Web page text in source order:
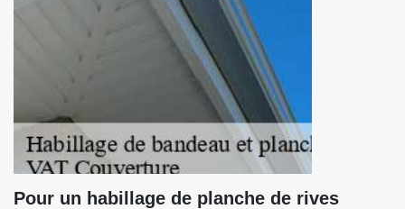
Pour un habillage de planche de rives